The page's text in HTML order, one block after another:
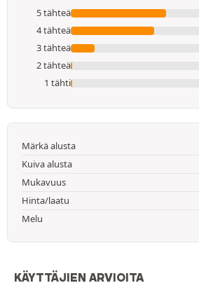
5 tähteä
4 tähteä
3 tähteä
2 tähteä
1 tähti
Märkä alusta
Kuiva alusta
Mukavuus
Hinta/laatu
Melu
KÄYTTÄJIEN ARVIOITA